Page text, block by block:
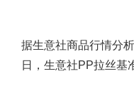
据生意社商品行情分
日，生意社PP拉丝基